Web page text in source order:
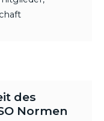
des
Normen